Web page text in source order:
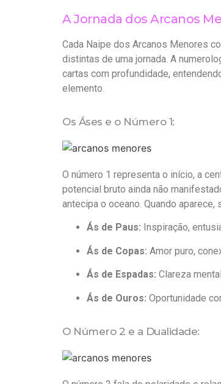
A Jornada dos Arcanos
Cada Naipe dos Arcanos Menores
distintas de uma jornada. A
cartas com profundidade,
elemento.
Os Áses e o Número 1:
O número 1 representa o início, a
potencial bruto ainda não
antecipa o oceano. Quando
Ás de Paus: Inspiração,
Ás de Copas: Amor puro,
Ás de Espadas: Clareza
Ás de Ouros: Oportunidade
O Número 2 e a Dualidade: